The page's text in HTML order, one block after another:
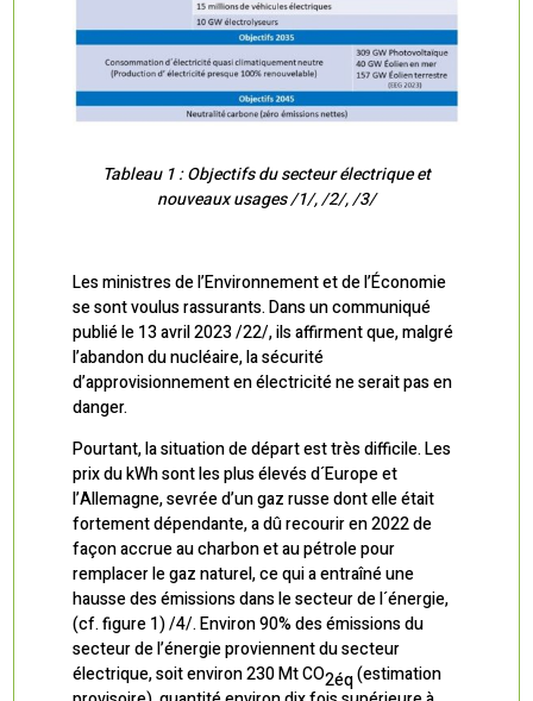
Tableau 1 : Objectifs du secteur électrique et
nouveaux usages /1/, /2/, /3/
Les ministres de l’Environnement et de l’Économie
se sont voulus rassurants. Dans un communiqué
publié le 13 avril 2023 /22/, ils affirment que, malgré
l’abandon du nucléaire, la sécurité
d’approvisionnement en électricité ne serait pas en
danger.
Pourtant, la situation de départ est très difficile. Les
prix du kWh sont les plus élevés d´Europe et
l’Allemagne, sevrée d’un gaz russe dont elle était
fortement dépendante, a dû recourir en 2022 de
façon accrue au charbon et au pétrole pour
remplacer le gaz naturel, ce qui a entraîné une
hausse des émissions dans le secteur de l´énergie,
(cf. figure 1) /4/. Environ 90% des émissions du
secteur de l’énergie proviennent du secteur
électrique, soit environ 230 Mt CO2éq(estimation